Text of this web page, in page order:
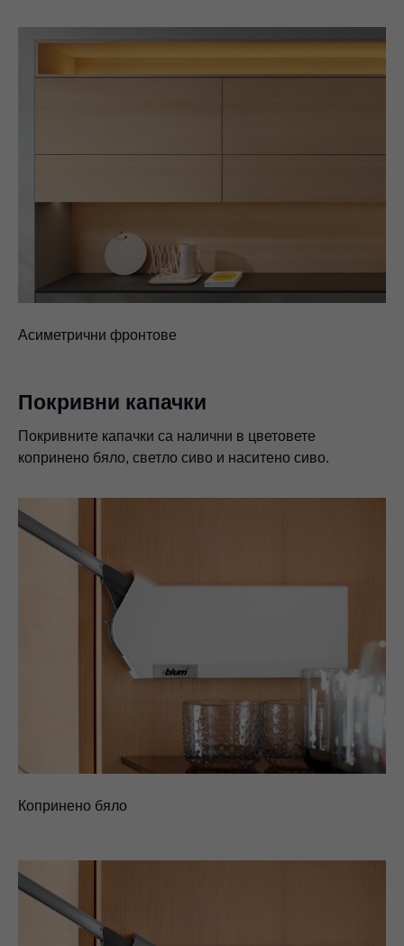
Асиметрични фронтове
Покривни капачки
Покривните капачки са налични в цветовете
копринено бяло, светло сиво и наситено сиво.
Копринено бяло